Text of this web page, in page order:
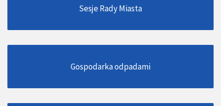
Sesje Rady Miasta
Gospodarka odpadami